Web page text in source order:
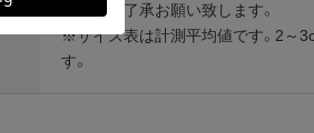
で予めご了承お願い致します。
※サイズ表は計測平均値です。2～
す。